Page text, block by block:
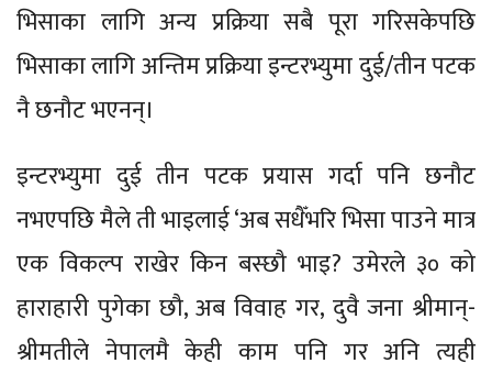
भिसाका लागि अन्य प्रक्रिया सबै पूरा गरिसकेपछि
भिसाका लागि अन्तिम प्रक्रिया इन्टरभ्युमा दुई/तीन पटक
नै छनौट भएनन्।
इन्टरभ्युमा दुई तीन पटक प्रयास गर्दा पनि छनौट
नभएपछि मैले ती भाइलाई ‘अब सधैँभरि भिसा पाउने मात्र
एक विकल्प राखेर किन बस्छौ भाइ? उमेरले ३० को
हाराहारी पुगेका छौ, अब विवाह गर, दुवै जना श्रीमान्-
श्रीमतीले नेपालमै केही काम पनि गर अनि त्यही